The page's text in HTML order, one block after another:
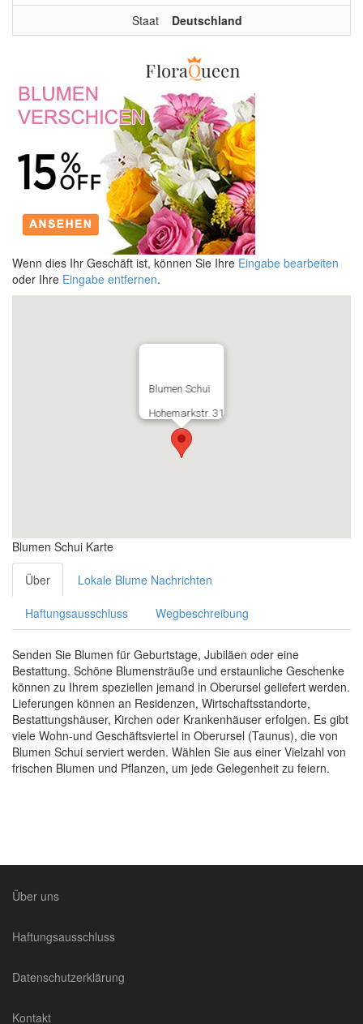
Staat
Deutschland
Wenn dies Ihr Geschäft ist, können Sie Ihre Eingabe bearbeiten
oder Ihre Eingabe entfernen.
Blumen Schui
Hohemarkstr. 31
Blumen Schui Karte
Über Lokale Blume Nachrichten
Haftungsausschluss Wegbeschreibung
Senden Sie Blumen für Geburtstage, Jubiläen oder eine
Bestattung. Schöne Blumensträuße und erstaunliche Geschenke
können zu Ihrem speziellen jemand in Oberursel geliefert werden.
Lieferungen können an Residenzen, Wirtschaftsstandorte,
Bestattungshäuser, Kirchen oder Krankenhäuser erfolgen. Es gibt
viele Wohn-und Geschäftsviertel in Oberursel (Taunus), die von
Blumen Schui serviert werden. Wählen Sie aus einer Vielzahl von
frischen Blumen und Pflanzen, um jede Gelegenheit zu feiern.
Über uns
Haftungsausschluss
Datenschutzerklärung
Kontakt